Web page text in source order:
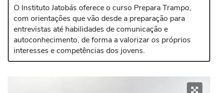
O Instituto Jatobás oferece o curso Prepara Trampo,
com orientações que vão desde a preparação para
entrevistas até habilidades de comunicação e
autoconhecimento, de forma a valorizar os próprios
interesses e competências dos jovens.